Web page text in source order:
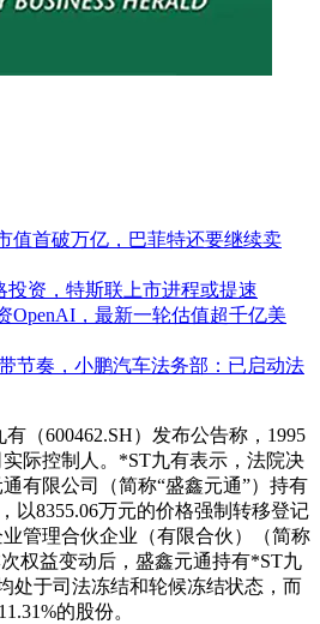
值首破万亿，巴菲特还要继续卖
投资，特斯联上市进程或提速
OpenAI，最新一轮估值超千亿美
节奏，小鹏汽车法务部：已启动法
（600462.SH）发布公告称，1995
际控制人。*ST九有表示，法院决
有限公司（简称“盛鑫元通”）持有
以8355.06万元的价格强制转移登记
管理合伙企业（有限合伙）（简称
权益变动后，盛鑫元通持有*ST九
处于司法冻结和轮候冻结状态，而
的股份。